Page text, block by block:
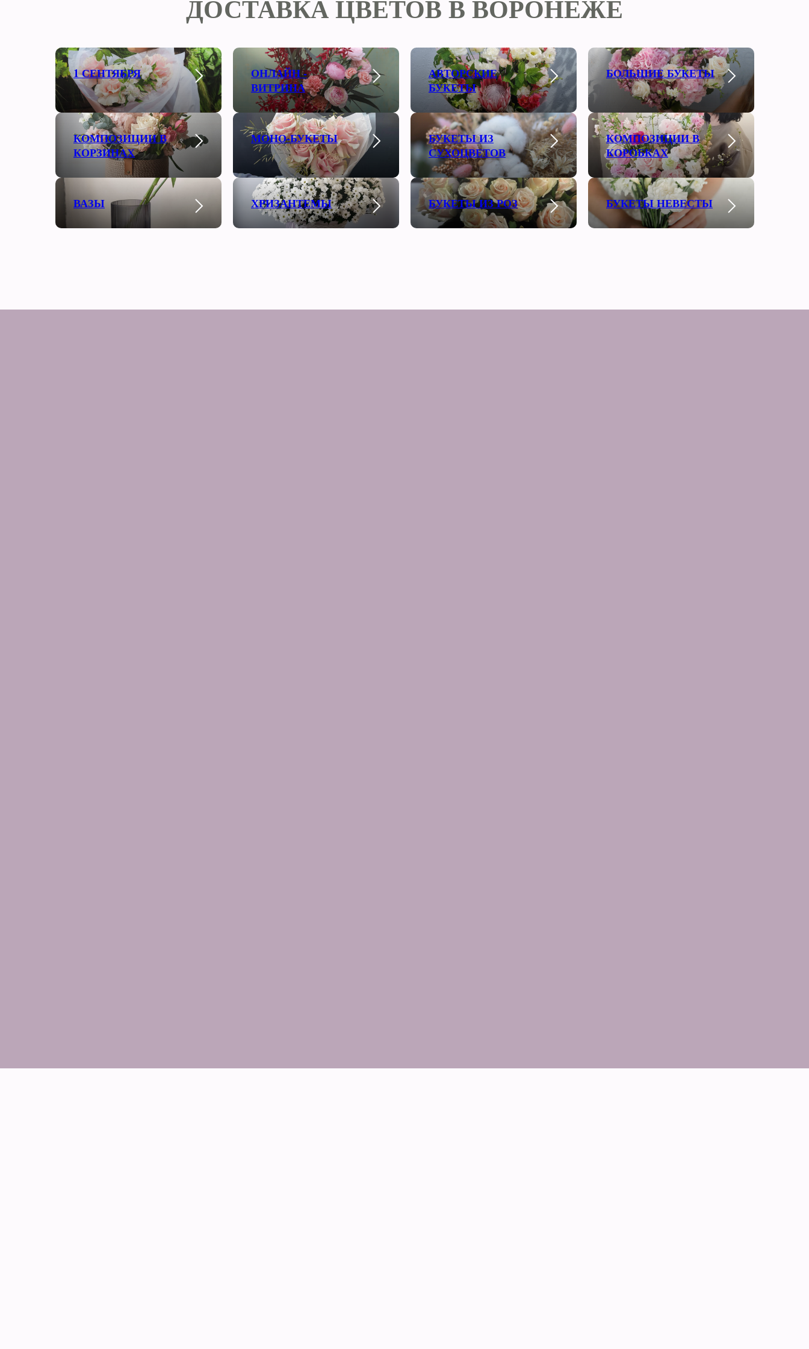
ДОСТАВКА ЦВЕТОВ В ВОРОНЕЖЕ
1 СЕНТЯБРЯ
ОНЛАЙН -
ВИТРИНА
АВТОРСКИЕ
БУКЕТЫ
БОЛЬШИЕ БУКЕТЫ
КОМПОЗИЦИИ В
КОРЗИНАХ
МОНО-БУКЕТЫ
БУКЕТЫ ИЗ
СУХОЦВЕТОВ
КОМПОЗИЦИИ В
КОРОБКАХ
ВАЗЫ ХРИЗАНТЕМЫ БУКЕТЫ ИЗ РОЗ БУКЕТЫ НЕВЕСТЫ